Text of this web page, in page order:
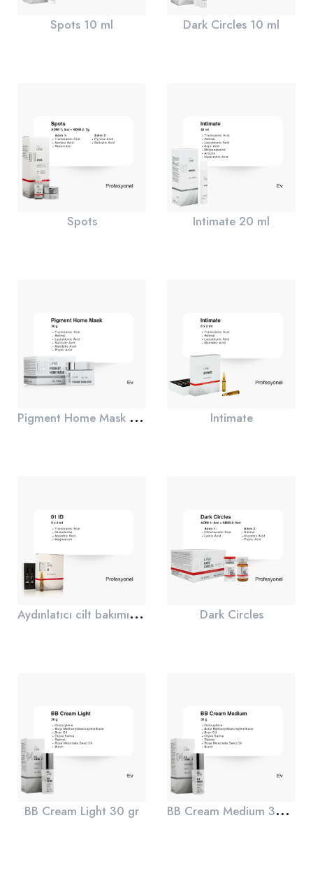
Spots 10 ml Dark Circles 10 ml
Spots Intimate 20 ml
P
igment Home Mask 30 gr Intimate
A
ydınlatıcı cilt bakımı solüsyonu Dark Circles
BB Cream Light 30 gr B
B Cream Medium 30 gr